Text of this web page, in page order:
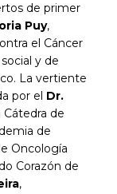
de primer
Puy,
el Cáncer
y de
La vertiente
por el Dr.
de
de
Oncología
Corazón de
,